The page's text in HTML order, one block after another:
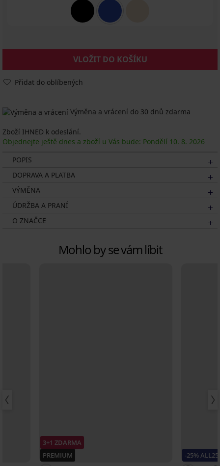
VLOŽIT DO KOŠÍKU
Přidat do oblíbených
Výměna a vrácení do 30 dnů zdarma
Zboží IHNED k odeslání.
Objednejte ještě dnes a zboží u Vás bude: Pondělí 10. 8. 2026
POPIS
DOPRAVA A PLATBA
VÝMĚNA
ÚDRŽBA A PRANÍ
O ZNAČCE
Mohlo by se vám líbit
3+1 ZDARMA
PREMIUM
-25% ALL25